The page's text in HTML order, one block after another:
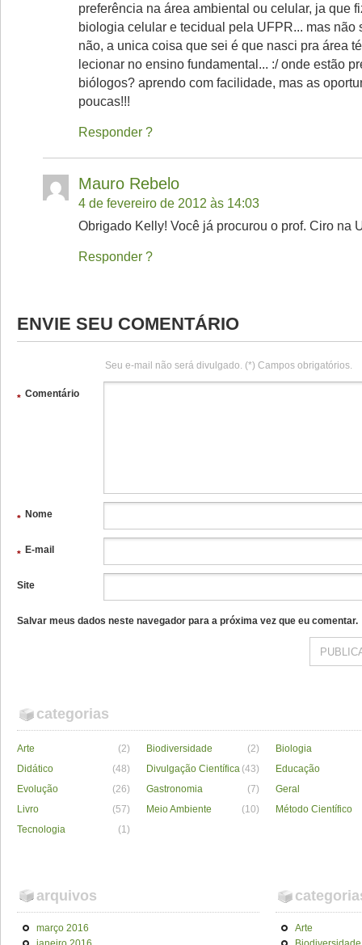
preferência na área ambiental ou celular, ja que
biologia celular e tecidual pela UFPR... mas não
não, a unica coisa que sei é que nasci pra área
lecionar no ensino fundamental... :/ onde estão
biólogos? aprendo com facilidade, mas as
poucas!!!
Responder
Mauro Rebelo
4 de fevereiro de 2012 às 14:03
Obrigado Kelly! Você já procurou o prof. Ciro na
Responder
ENVIE SEU COMENTÁRIO
Seu e-mail não será divulgado. (*) Campos obrigatórios.
Comentário
*
Nome
*
E-mail
*
Site
Salvar meus dados neste navegador para a próxima vez que eu comentar.
categorias
Arte (2) Biodiversidade (2)
Biologia
Didático
(48) Divulgação Científica (43)
Educação
Evolução
(26) Gastronomia (7)
Geral
Livro
(57) Meio Ambiente (10)
Método Científico
Tecnologia
(1)
arquivos
março 2016
Arte